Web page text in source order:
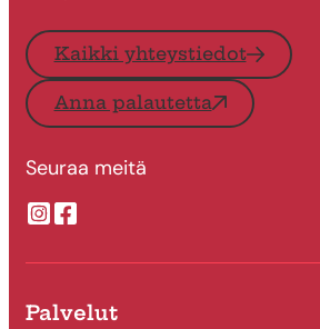
Kaikki yhteystiedot
Anna palautetta
Seuraa meitä
Suonenjoen kaupungin Instragram
Suonenjoen kaupungin Facebook
Palvelut